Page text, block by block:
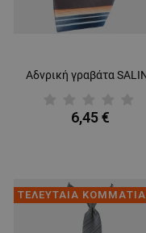
Αδνρική γραβάτα
6,45 €
ΤΕΛΕΥΤΑΙΑ ΚΟΜΜΑΤΙΑ